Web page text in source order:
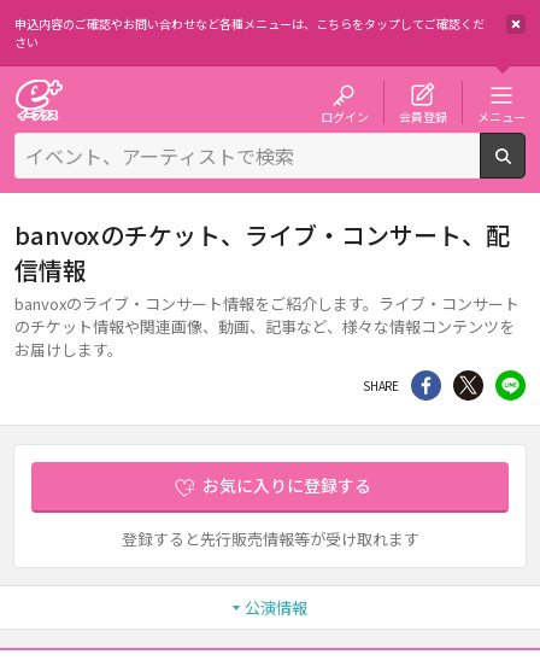
申込内容のご確認やお問い合わせなど各種メニューは、 こちらをタップしてご確認くだ
さい
ログイン 会員登録 メニュー
banvoxのチケット、ライブ・コンサート、配
信情報
banvoxのライブ・コンサート情報をご紹介します。ライブ・コンサート
のチケット情報や関連画像、動画、記事など、様々な情報コンテンツを
お届けします。
SHARE シェア Twitter
お気に入りに登録する
登録すると先行販売情報等が受け取れます
公演情報